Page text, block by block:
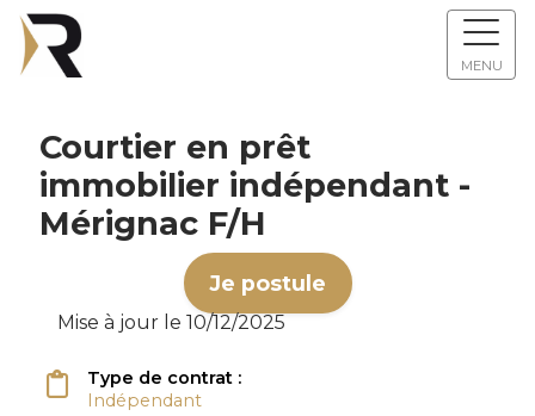
MENU
Courtier en prêt
immobilier indépendant -
Mérignac F/H
Je postule
Mise à jour le 10/12/2025
Type de contrat :
Indépendant